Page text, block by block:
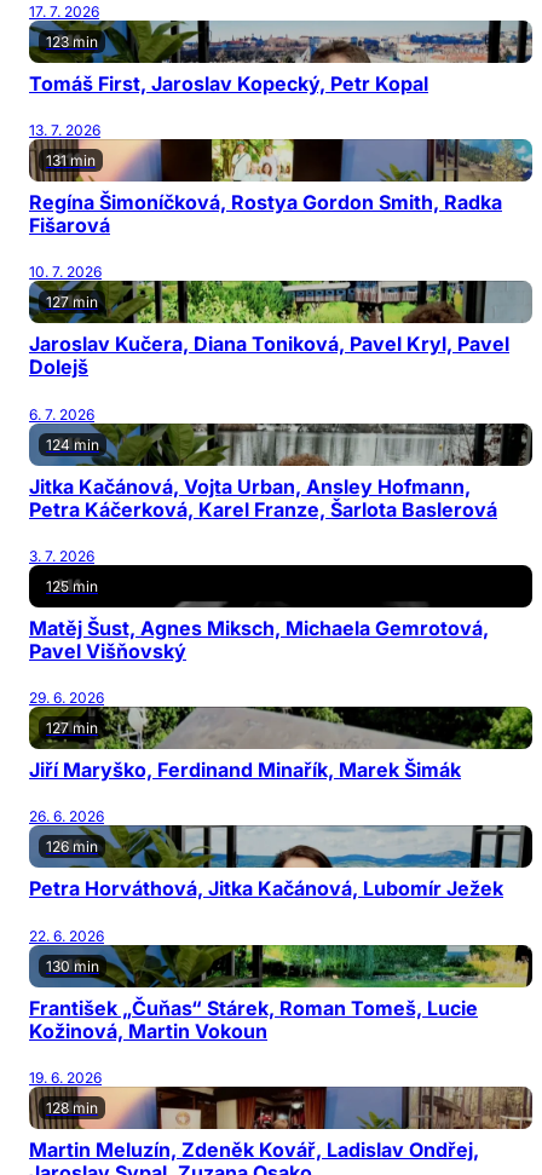
17. 7. 2026
123 min
Tomáš First, Jaroslav Kopecký, Petr Kopal
13. 7. 2026
131 min
Regína Šimoníčková, Rostya Gordon Smith, Radka
Fišarová
10. 7. 2026
127 min
Jaroslav Kučera, Diana Toniková, Pavel Kryl, Pavel
Dolejš
6. 7. 2026
124 min
Jitka Kačánová, Vojta Urban, Ansley Hofmann,
Petra Káčerková, Karel Franze, Šarlota Baslerová
3. 7. 2026
125 min
Matěj Šust, Agnes Miksch, Michaela Gemrotová,
Pavel Višňovský
29. 6. 2026
127 min
Jiří Maryško, Ferdinand Minařík, Marek Šimák
26. 6. 2026
126 min
Petra Horváthová, Jitka Kačánová, Lubomír Ježek
22. 6. 2026
130 min
František „Čuňas“ Stárek, Roman Tomeš, Lucie
Kožinová, Martin Vokoun
19. 6. 2026
128 min
Martin Meluzín, Zdeněk Kovář, Ladislav Ondřej,